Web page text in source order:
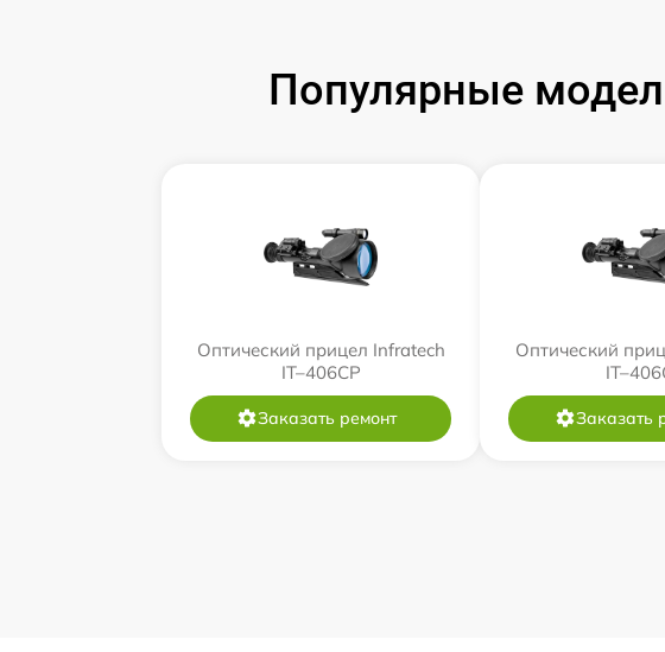
Популярные
Оптический прицел Infratech
IT–406СP
Заказать ремонт
Оптический
Заказать